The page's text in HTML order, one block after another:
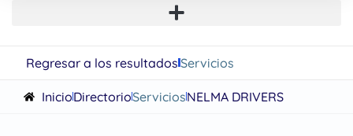
Regresar a los resultadosServicios
InicioDirectorioServiciosNELMA DRIVERS